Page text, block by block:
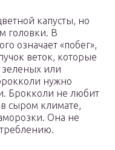
капусты, но
головки. В
означает «побег»,
веток, которые
или
нужно
Брокколи не любит
в сыром климате,
Она не